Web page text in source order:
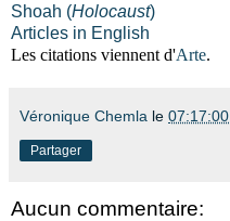
Shoah (Holocaust)
Articles in English
Les citations viennent d'Arte.
Véronique Chemla le 07:17:00
Partager
Aucun commentaire: